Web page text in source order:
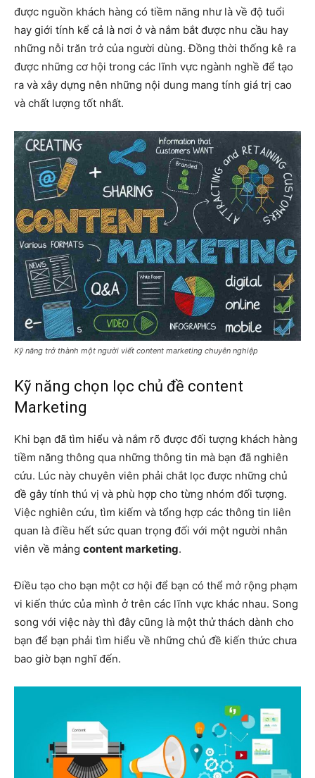
được nguồn khách hàng có tiềm năng như là về độ tuổi
hay giới tính kể cả là nơi ở và nắm bắt được nhu cầu hay
những nỗi trăn trở của người dùng. Đồng thời thống kê ra
được những cơ hội trong các lĩnh vực ngành nghề để tạo
ra và xây dựng nên những nội dung mang tính giá trị cao
và chất lượng tốt nhất.
Kỹ năng trở thành một người viết content marketing chuyên nghiệp
Kỹ năng chọn lọc chủ đề content
Marketing
Khi bạn đã tìm hiểu và nắm rõ được đối tượng khách hàng
tiềm năng thông qua những thông tin mà bạn đã nghiên
cứu. Lúc này chuyên viên phải chắt lọc được những chủ
đề gây tính thú vị và phù hợp cho từng nhóm đối tượng.
Việc nghiên cứu, tìm kiếm và tổng hợp các thông tin liên
quan là điều hết sức quan trọng đối với một người nhân
viên về mảng content marketing.
Điều tạo cho bạn một cơ hội để bạn có thể mở rộng phạm
vi kiến thức của mình ở trên các lĩnh vực khác nhau. Song
song với việc này thì đây cũng là một thử thách dành cho
bạn để bạn phải tìm hiểu về những chủ đề kiến thức chưa
bao giờ bạn nghĩ đến.